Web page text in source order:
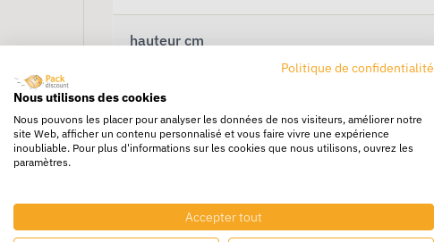
hauteur cm
Politique de confidentialité
Nous utilisons des cookies
Nous pouvons les placer pour analyser les données de nos visiteurs, améliorer notre
site Web, afficher un contenu personnalisé et vous faire vivre une expérience
inoubliable. Pour plus d'informations sur les cookies que nous utilisons, ouvrez les
paramètres.
Accepter tout